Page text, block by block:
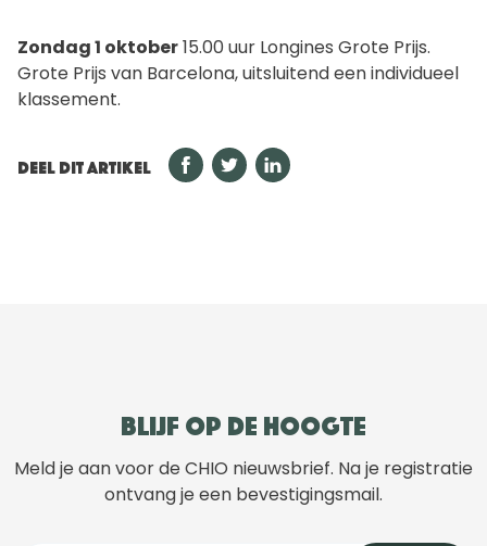
Zondag 1 oktober15.00 uur Longines Grote Prijs.
Grote Prijs van Barcelona, uitsluitend een individueel
klassement.
DEEL DIT ARTIKEL
Blijf op de hoogte
Meld je aan voor de CHIO nieuwsbrief. Na je registratie
ontvang je een bevestigingsmail.